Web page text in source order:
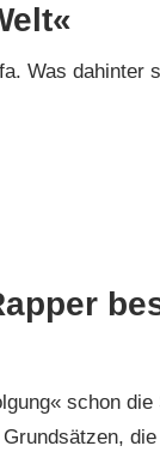
Was dahinter
schon